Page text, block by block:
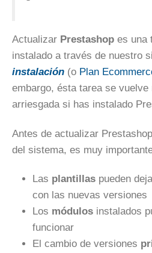
Actualizar Prestashop es una
instalado a través de nuestro
instalación (o Plan
embargo, ésta tarea se
arriesgada si has instalado
Antes de actualizar
del sistema, es muy
Las plantillas pueden
con las nuevas versiones
Los módulos instalados
funcionar
El cambio de versiones